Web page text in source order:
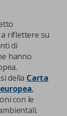
riflettere su
di
hanno
della Carta
,
con le